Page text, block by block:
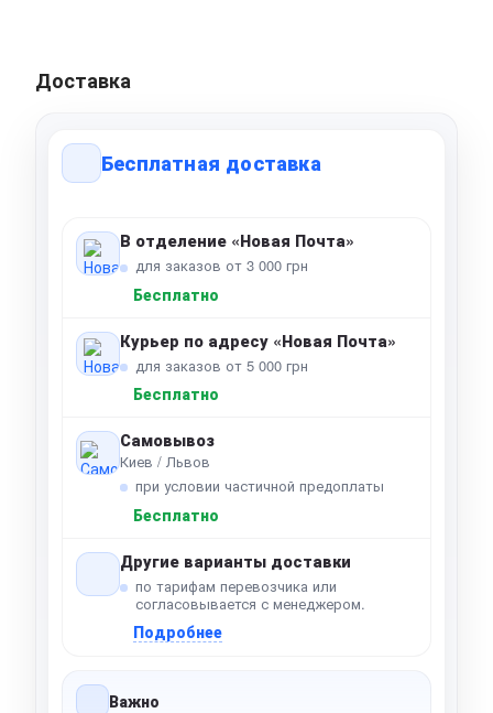
Доставка
Бесплатная доставка
В отделение «Новая Почта»
для заказов от 3 000 грн
Бесплатно
Курьер по адресу «Новая Почта»
для заказов от 5 000 грн
Бесплатно
Самовывоз
Киев / Львов
при условии частичной предоплаты
Бесплатно
Другие варианты доставки
по тарифам перевозчика или
согласовывается с менеджером.
Подробнее
Важно